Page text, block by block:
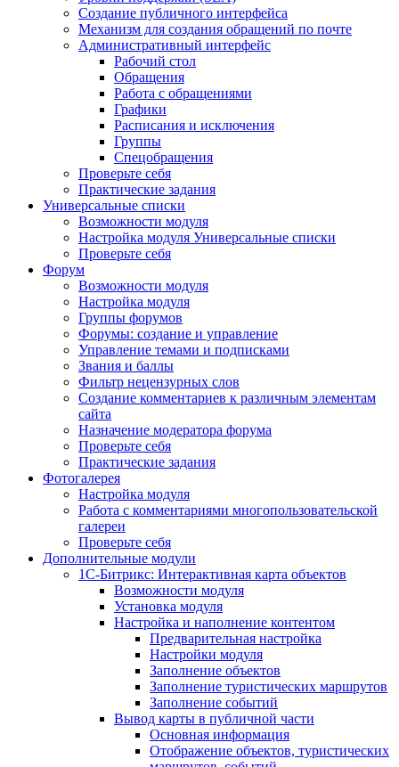
Создание публичного интерфейса
Механизм для создания обращений по почте
Административный интерфейс
Рабочий стол
Обращения
Работа с обращениями
Графики
Расписания и исключения
Группы
Спецобращения
Проверьте себя
Практические задания
Универсальные списки
Возможности модуля
Настройка модуля Универсальные списки
Проверьте себя
Форум
Возможности модуля
Настройка модуля
Группы форумов
Форумы: создание и управление
Управление темами и подписками
Звания и баллы
Фильтр нецензурных слов
Создание комментариев к различным элементам
сайта
Назначение модератора форума
Проверьте себя
Практические задания
Фотогалерея
Настройка модуля
Работа с комментариями многопользовательской
галереи
Проверьте себя
Дополнительные модули
1С-Битрикс: Интерактивная карта объектов
Возможности модуля
Установка модуля
Настройка и наполнение контентом
Предварительная настройка
Настройки модуля
Заполнение объектов
Заполнение туристических маршрутов
Заполнение событий
Вывод карты в публичной части
Основная информация
Отображение объектов, туристических